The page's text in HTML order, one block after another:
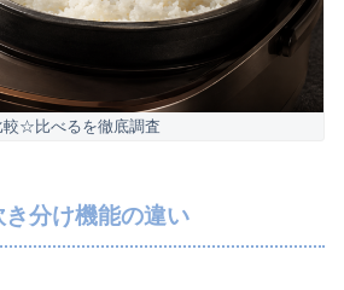
較☆比べるを徹底調査
分け機能の違い